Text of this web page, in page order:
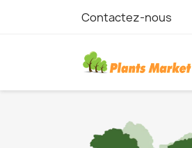
Contactez-nous